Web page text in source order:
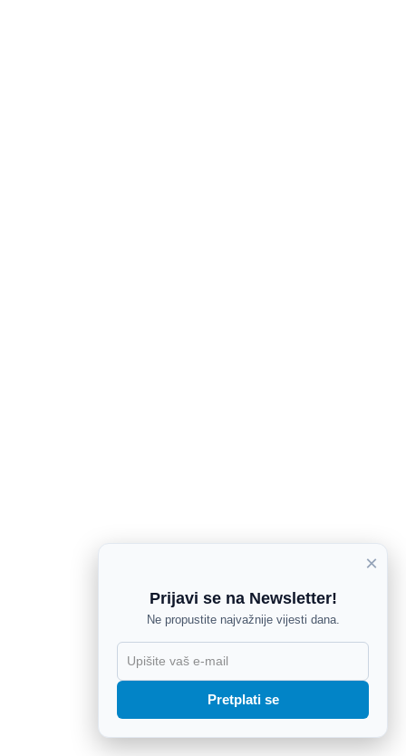
×
Prijavi se na Newsletter!
Ne propustite najvažnije vijesti dana.
Pretplati se